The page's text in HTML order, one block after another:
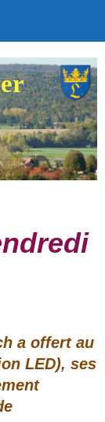
a offert au
LED), ses